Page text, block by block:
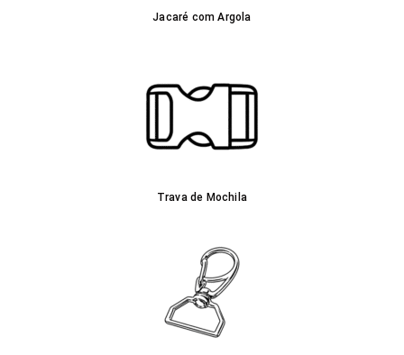
Jacaré com Argola
Trava de Mochila